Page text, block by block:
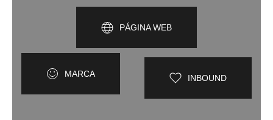
PÁGINA WEB
MARCA INBOUND